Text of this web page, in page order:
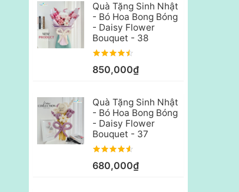
Quà Tặng Sinh Nhật
- Bó Hoa Bong Bóng
- Daisy Flower
Bouquet - 38
850,000₫
Quà Tặng Sinh Nhật
- Bó Hoa Bong Bóng
- Daisy Flower
Bouquet - 37
680,000₫